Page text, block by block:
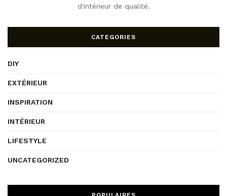
d'intérieur de qualité.
CATEGORIES
DIY
EXTÉRIEUR
INSPIRATION
INTÉRIEUR
LIFESTYLE
UNCATEGORIZED